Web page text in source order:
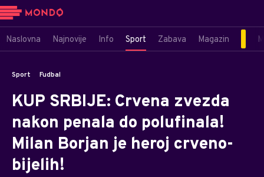
Naslovna Najnovije Info Sport Zabava Magazin
Sport Fudbal
KUP SRBIJE: Crvena zvezda
nakon penala do polufinala!
Milan Borjan je heroj crveno-
bijelih!